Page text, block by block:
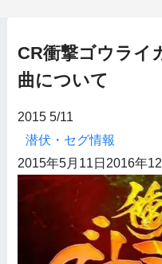
CR衝撃ゴウライ
曲について
2015 5/11
潜伏・セグ情報
2015年5月11日 2016年